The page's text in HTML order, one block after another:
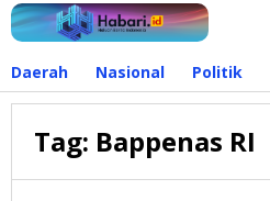
Lewati
ke
Daerah Nasional Politik
Tag: Bappenas RI